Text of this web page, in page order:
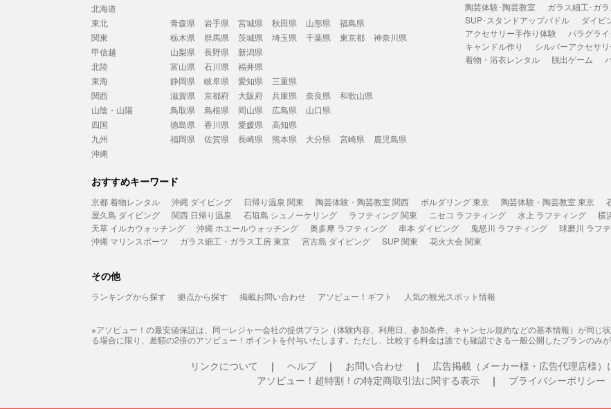
北海道
東北
青森県 岩手県 宮城県 秋田県 山形県
福島県
関東
栃木県 群馬県 茨城県 埼玉県 千葉県 東京都
神奈川県
甲信越
山梨県 長野県
新潟県
北陸
富山県 石川県
福井県
東海
静岡県 岐阜県 愛知県
三重県
関西
滋賀県 京都府 大阪府 兵庫県 奈良県
和歌山県
山陰・山陽
鳥取県 島根県 岡山県 広島県
山口県
四国
徳島県 香川県 愛媛県
高知県
九州
福岡県 佐賀県 長崎県 熊本県 大分県 宮崎県
鹿児島県
沖縄
陶芸体験･陶芸教室 ガラス細工･ガ
SUP･スタンドアップパドル
ダイビ
アクセサリー手作り体験
パラグラ
キャンドル作り
シルバーアクセサ
着物・浴衣レンタル
脱出ゲーム
おすすめキーワード
京都 着物レンタル 沖縄 ダイビング 日帰り温泉 関東 陶芸体験・陶芸教室 関西 ボルダリング 東京 陶芸体験・陶芸教室 東京
屋久島 ダイビング
関西 日帰り温泉 石垣島 シュノーケリング ラフティング 関東 ニセコ ラフティング 水上 ラフティング 横
天草 イルカウォッチング
沖縄 ホエールウォッチング 奥多摩 ラフティング 串本 ダイビング 鬼怒川 ラフティング 球磨川 ラフ
沖縄 マリンスポーツ
ガラス細工・ガラス工房 東京 宮古島 ダイビング SUP 関東 花火大会 関東
その他
ランキングから探す 拠点から探す 掲載お問い合わせ アソビュー！ギフト 人気の観光スポット情報
※アソビュー！の最安値保証は、同一レジャー会社の提供プラン（体験内容、利用日、参加条件、キャンセル規約などの基本情報）が同じ
る場合に限り、差額の2倍のアソビュー！ポイントを付与いたします。ただし、比較する料金は誰でも確認できる一般公開したプランのみが
リンクについて ヘルプ お問い合わせ 広告掲載（メーカー様・広告代理店様）
アソビュー！超特割！の特定商取引法に関する表示
プライバシーポリシー